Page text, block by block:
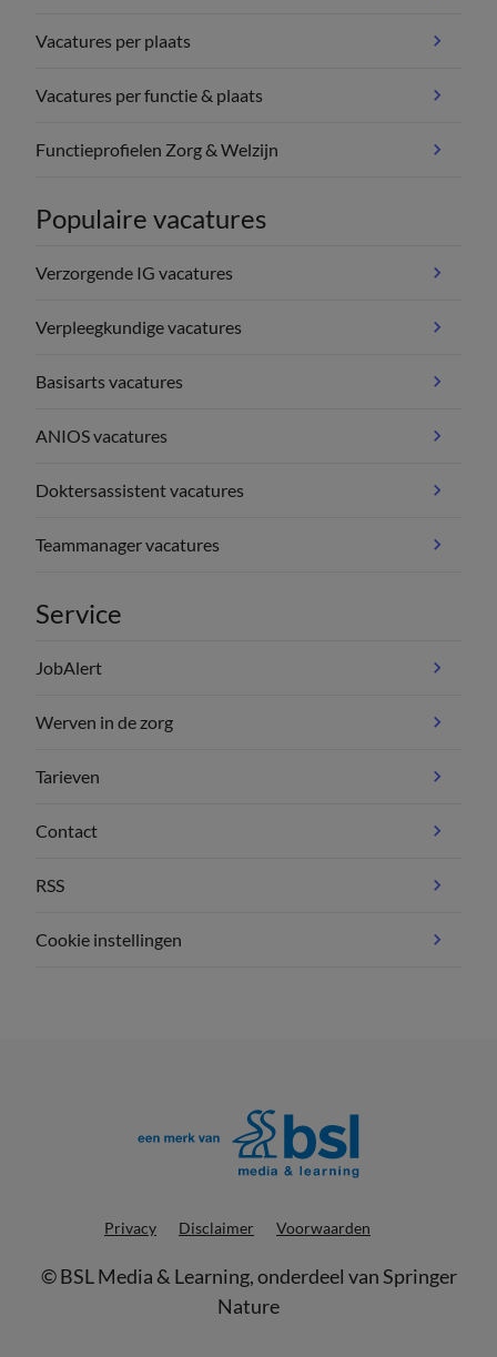
Vacatures per plaats
Vacatures per functie & plaats
Functieprofielen Zorg & Welzijn
Populaire vacatures
Verzorgende IG vacatures
Verpleegkundige vacatures
Basisarts vacatures
ANIOS vacatures
Doktersassistent vacatures
Teammanager vacatures
Service
JobAlert
Werven in de zorg
Tarieven
Contact
RSS
Cookie instellingen
Privacy Disclaimer Voorwaarden
©BSL Media & Learning, onderdeel vanSpringer
Nature